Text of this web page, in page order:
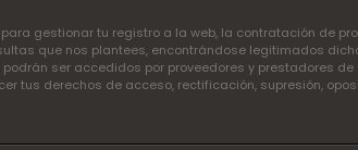
gestionar tu registro a la web, la contratación de
que nos plantees, encontrándose legitimados
ser accedidos por proveedores y prestadores de
tus derechos de acceso, rectificación, supresión,